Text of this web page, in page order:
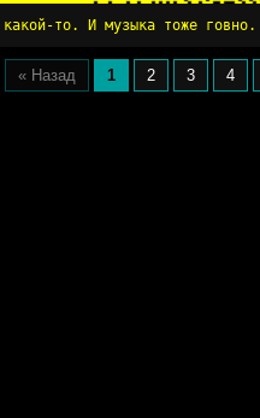
какой-то. И музыка тоже говно.
« Назад 1 2 3 4